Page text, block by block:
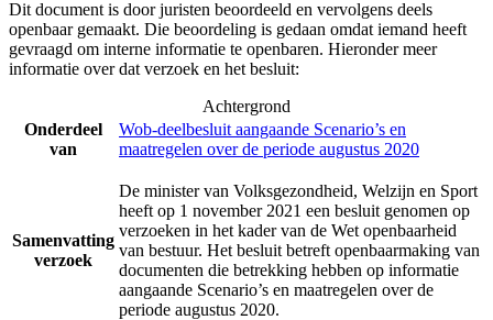
Dit document is door juristen beoordeeld en vervolgens deels
openbaar gemaakt. Die beoordeling is gedaan omdat iemand heeft
gevraagd om interne informatie te openbaren. Hieronder meer
informatie over dat verzoek en het besluit:
Achtergrond
Onderdeel
van
Wob-deelbesluit aangaande Scenario’s en
maatregelen over de periode augustus 2020
Samenvatting
verzoek
De minister van Volksgezondheid, Welzijn en Sport
heeft op 1 november 2021 een besluit genomen op
verzoeken in het kader van de Wet openbaarheid
van bestuur. Het besluit betreft openbaarmaking van
documenten die betrekking hebben op informatie
aangaande Scenario’s en maatregelen over de
periode augustus 2020.